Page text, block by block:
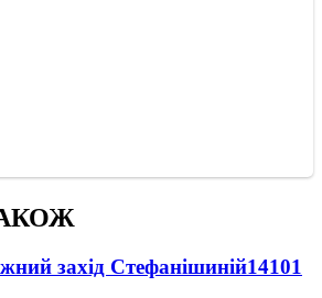
захід Стефанішиній14101